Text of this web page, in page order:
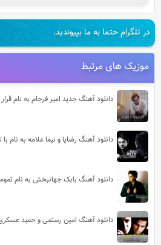
در تلگرام حتما به ما بپیوندید.
موزیک های مرتبط
دانلود آهنگ جدید امیر فرجام به نام قرار
دانلود آهنگ رضایا و نیما علامه به نام
دانلود آهنگ بابک جهانبخش به نام
دانلود آهنگ امین رستمی و حمید